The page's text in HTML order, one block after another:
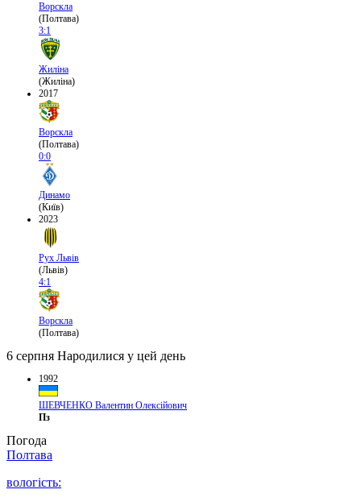
Ворскла
(Полтава)
3:1
Жиліна
(Жиліна)
2017
Ворскла
(Полтава)
0:0
Динамо
(Київ)
2023
Рух Львів
(Львів)
4:1
Ворскла
(Полтава)
6 серпня Народилися у цей день
1992
ШЕВЧЕНКО Валентин Олексійович
Пз
Погода
Полтава
вологість: